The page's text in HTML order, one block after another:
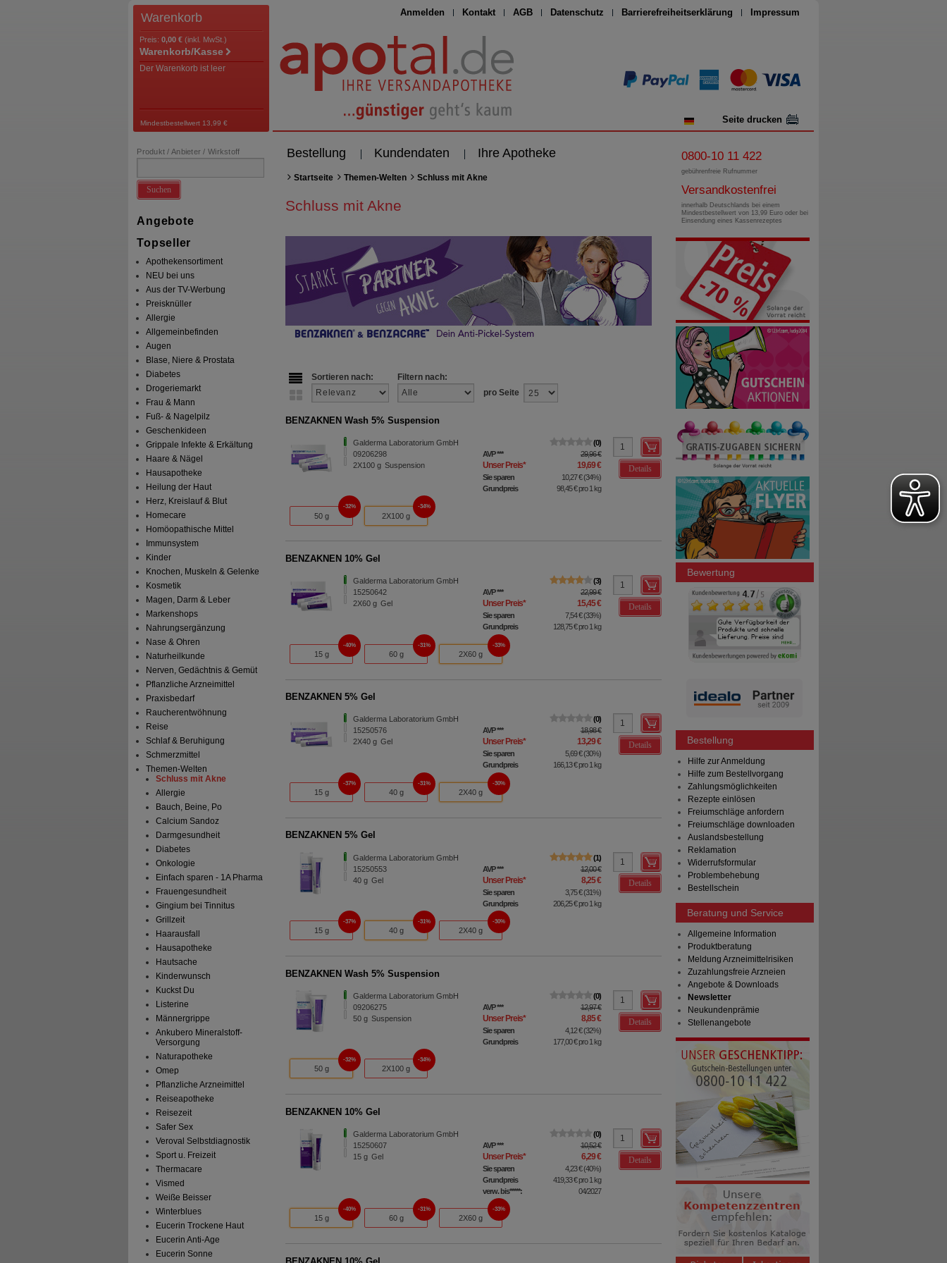
Anmelden Kontakt AGB Datenschutz Barrierefreiheitserklärung Impressum
Seite drucken
Warenkorb
Preis: 0,00 € (inkl. MwSt.)
Warenkorb/Kasse
Der Warenkorb ist leer
Mindestbestellwert 13,99 €
Bestellung Kundendaten Ihre Apotheke
Produkt / Anbieter / Wirkstoff
Suchen
Angebote
Topseller
Apothekensortiment
NEU bei uns
Aus der TV-Werbung
Preisknüller
Allergie
Allgemeinbefinden
Augen
Blase, Niere & Prostata
Diabetes
Drogeriemarkt
Frau & Mann
Fuß- & Nagelpilz
Geschenkideen
Grippale Infekte & Erkältung
Haare & Nägel
Hausapotheke
Heilung der Haut
Herz, Kreislauf & Blut
Homecare
Homöopathische Mittel
Immunsystem
Kinder
Knochen, Muskeln & Gelenke
Kosmetik
Magen, Darm & Leber
Markenshops
Nahrungsergänzung
Nase & Ohren
Naturheilkunde
Nerven, Gedächtnis & Gemüt
Pflanzliche Arzneimittel
Praxisbedarf
Raucherentwöhnung
Reise
Schlaf & Beruhigung
Schmerzmittel
Themen-Welten
Schluss mit Akne
Allergie
Bauch, Beine, Po
Calcium Sandoz
Darmgesundheit
Diabetes
Onkologie
Einfach sparen - 1A Pharma
Frauengesundheit
Gingium bei Tinnitus
Grillzeit
Haarausfall
Hausapotheke
Hautsache
Kinderwunsch
Kuckst Du
Listerine
Männergrippe
Ankubero Mineralstoff-
Versorgung
Naturapotheke
Omep
Pflanzliche Arzneimittel
Reiseapotheke
Reisezeit
Safer Sex
Veroval Selbstdiagnostik
Sport u. Freizeit
Thermacare
Vismed
Weiße Beisser
Winterblues
Eucerin Trockene Haut
Eucerin Anti-Age
Eucerin Sonne
Startseite Themen-Welten Schluss mit Akne
Schluss mit Akne
Sortieren nach:
Filtern nach:
pro Seite
BENZAKNEN Wash 5% Suspension
Galderma Laboratorium GmbH
09206298
2X100g Suspension
0
AVP*** 29,96 €
Unser Preis* 19,69 €
Sie sparen 10,27 €(34%)
Grundpreis
98,45 €pro 1 kg
Details
50 g
32%
2X100 g
34%
BENZAKNEN 10% Gel
Galderma Laboratorium GmbH
15250642
2X60g Gel
3
AVP*** 22,99 €
Unser Preis* 15,45 €
Sie sparen 7,54 €(33%)
Grundpreis
128,75 €pro 1 kg
Details
15 g
40%
60 g
31%
2X60 g
33%
BENZAKNEN 5% Gel
Galderma Laboratorium GmbH
15250576
2X40g Gel
0
AVP*** 18,98 €
Unser Preis* 13,29 €
Sie sparen 5,69 €(30%)
Grundpreis
166,13 €pro 1 kg
Details
15 g
37%
40 g
31%
2X40 g
30%
BENZAKNEN 5% Gel
Galderma Laboratorium GmbH
15250553
40g Gel
1
AVP*** 12,00 €
Unser Preis* 8,25 €
Sie sparen 3,75 €(31%)
Grundpreis
206,25 €pro 1 kg
Details
15 g
37%
40 g
31%
2X40 g
30%
BENZAKNEN Wash 5% Suspension
Galderma Laboratorium GmbH
09206275
50g Suspension
0
AVP*** 12,97 €
Unser Preis* 8,85 €
Sie sparen 4,12 €(32%)
Grundpreis
177,00 €pro 1 kg
Details
50 g
32%
2X100 g
34%
BENZAKNEN 10% Gel
Galderma Laboratorium GmbH
15250607
15g Gel
0
AVP*** 10,52 €
Unser Preis* 6,29 €
Sie sparen 4,23 €(40%)
Grundpreis
419,33 €pro 1 kg
verw. bis*****:
04/2027
Details
15 g
40%
60 g
31%
2X60 g
33%
0800-10 11 422
gebührenfreie Rufnummer
Versandkostenfrei
innerhalb Deutschlands bei einem
Mindestbestellwert von 13,99 Euro oder bei
Einsendung eines Kassenrezeptes
Bewertung
Bestellung
Hilfe zur Anmeldung
Hilfe zum Bestellvorgang
Zahlungsmöglichkeiten
Rezepte einlösen
Freiumschläge anfordern
Freiumschläge downloaden
Auslandsbestellung
Reklamation
Widerrufsformular
Problembehebung
Bestellschein
Beratung und Service
Allgemeine Information
Produktberatung
Meldung Arzneimittelrisiken
Zuzahlungsfreie Arzneien
Angebote & Downloads
Newsletter
Neukundenprämie
Stellenangebote